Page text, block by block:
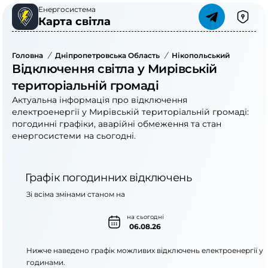
Енергосистема
Карта світла
Головна / Дніпропетровська Область / Нікопольський Район
Відключення світла у Мирівській
територіальній громаді
Актуальна інформація про відключення
електроенергії у Мирівській територіальній громаді:
погодинні графіки, аварійні обмеження та стан
енергосистеми на сьогодні.
Графік погодинних відключень
на сьогодні
06.08.26
Зі всіма змінами станом на
Нижче наведено графік можливих відключень електроенергії у
годинами.